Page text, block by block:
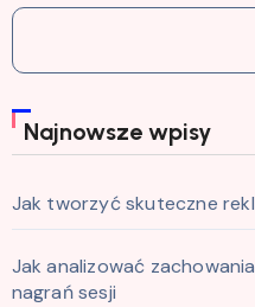
Najnowsze wpisy
Jak tworzyć skuteczne
Jak analizować
nagrań sesji